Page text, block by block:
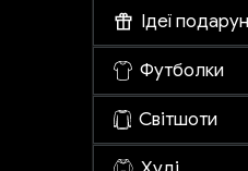
Ідеї
Футболки
Світшоти